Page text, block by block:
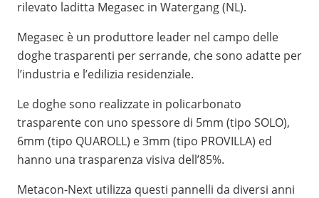
rilevato laditta Megasec in Watergang (NL).
Megasec è un produttore leader nel campo delle
doghe trasparenti per serrande, che sono adatte per
l’industria e l’edilizia residenziale.
Le doghe sono realizzate in policarbonato
trasparente con uno spessore di 5mm (tipo SOLO),
6mm (tipo QUAROLL) e 3mm (tipo PROVILLA) ed
hanno una trasparenza visiva dell’85%.
Metacon-Next utilizza questi pannelli da diversi anni